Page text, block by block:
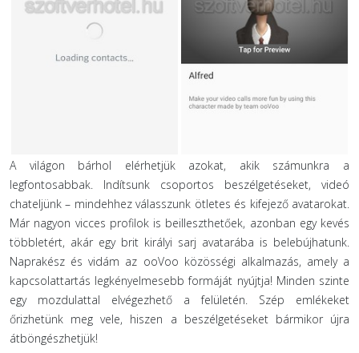
A világon bárhol elérhetjük azokat, akik számunkra a
legfontosabbak. Indítsunk csoportos beszélgetéseket, videó
chateljünk – mindehhez válasszunk ötletes és kifejező avatarokat.
Már nagyon vicces profilok is beilleszthetőek, azonban egy kevés
többletért, akár egy brit királyi sarj avatarába is belebújhatunk.
Naprakész és vidám az ooVoo közösségi alkalmazás, amely a
kapcsolattartás legkényelmesebb formáját nyújtja! Minden szinte
egy mozdulattal elvégezhető a felületén. Szép emlékeket
őrizhetünk meg vele, hiszen a beszélgetéseket bármikor újra
átböngészhetjük!